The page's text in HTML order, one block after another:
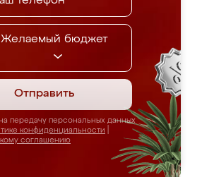
Желаемый бюджет
Отправить
передачу персональных данных
конфиденциальности
соглашению